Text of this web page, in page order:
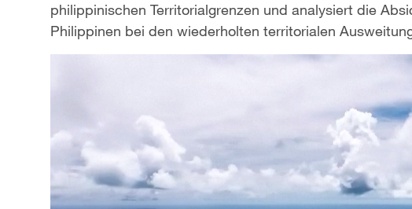
philippinischen Territorialgrenzen und analysiert die
Philippinen bei den wiederholten territorialen